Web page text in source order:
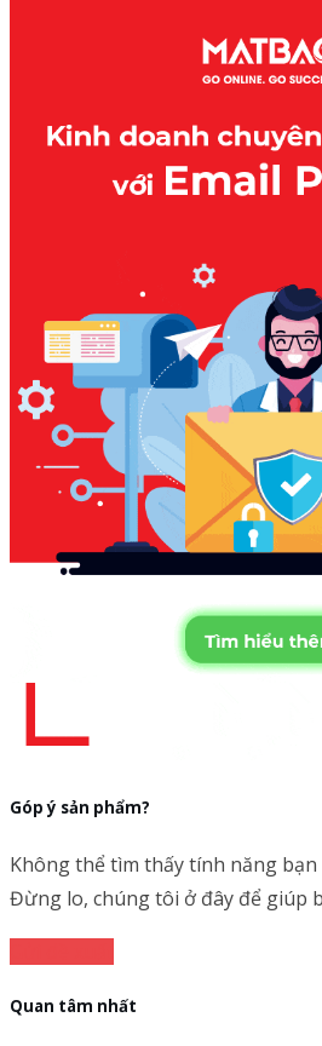
Góp ý sản phẩm?
Không thể tìm thấy tính năng bạn
Đừng lo, chúng tôi ở đây để giúp
Quan tâm nhất